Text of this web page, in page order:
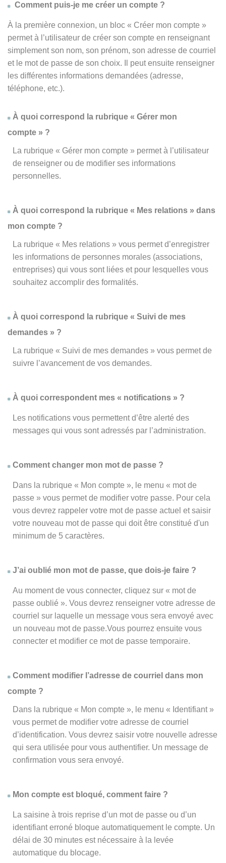
Comment puis-je me créer un compte ?
À la première connexion, un bloc « Créer mon compte »
permet à l’utilisateur de créer son compte en renseignant
simplement son nom, son prénom, son adresse de courriel
et le mot de passe de son choix. Il peut ensuite renseigner
les différentes informations demandées (adresse,
téléphone, etc.).
À quoi correspond la rubrique « Gérer mon
compte » ?
La rubrique « Gérer mon compte » permet à l’utilisateur
de renseigner ou de modifier ses informations
personnelles.
À quoi correspond la rubrique « Mes relations » dans
mon compte ?
La rubrique « Mes relations » vous permet d’enregistrer
les informations de personnes morales (associations,
entreprises) qui vous sont liées et pour lesquelles vous
souhaitez accomplir des formalités.
À quoi correspond la rubrique « Suivi de mes
demandes » ?
La rubrique « Suivi de mes demandes » vous permet de
suivre l’avancement de vos demandes.
À quoi correspondent mes « notifications » ?
Les notifications vous permettent d’être alerté des
messages qui vous sont adressés par l’administration.
Comment changer mon mot de passe ?
Dans la rubrique « Mon compte », le menu « mot de
passe » vous permet de modifier votre passe. Pour cela
vous devrez rappeler votre mot de passe actuel et saisir
votre nouveau mot de passe qui doit être constitué d'un
minimum de 5 caractères.
J’ai oublié mon mot de passe, que dois-je faire ?
Au moment de vous connecter, cliquez sur « mot de
passe oublié ». Vous devrez renseigner votre adresse de
courriel sur laquelle un message vous sera envoyé avec
un nouveau mot de passe.Vous pourrez ensuite vous
connecter et modifier ce mot de passe temporaire.
Comment modifier l’adresse de courriel dans mon
compte ?
Dans la rubrique « Mon compte », le menu « Identifiant »
vous permet de modifier votre adresse de courriel
d’identification. Vous devrez saisir votre nouvelle adresse
qui sera utilisée pour vous authentifier. Un message de
confirmation vous sera envoyé.
Mon compte est bloqué, comment faire ?
La saisine à trois reprise d’un mot de passe ou d’un
identifiant erroné bloque automatiquement le compte. Un
délai de 30 minutes est nécessaire à la levée
automatique du blocage.